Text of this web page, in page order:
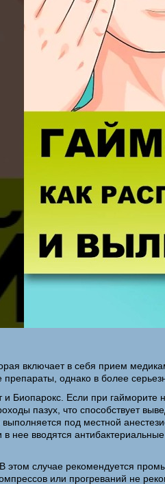
включает в себя прием
однако в более
и Биопарокс. Если при
пазух, что способствует
под местной
нее вводятся
этом случае рекомендуется
или прогреваний не